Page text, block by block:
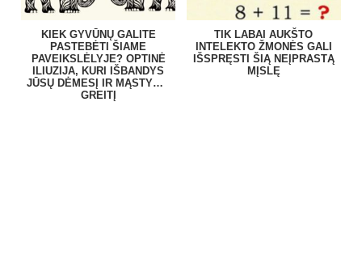
KIEK GYVŪNŲ GALITE
PASTEBĖTI ŠIAME
PAVEIKSLĖLYJE? OPTINĖ
ILIUZIJA, KURI IŠBANDYS
JŪSŲ DĖMESĮ IR MĄSTYMO
GREITĮ
TIK LABAI AUKŠTO
INTELEKTO ŽMONĖS GALI
IŠSPRĘSTI ŠIĄ NEĮPRASTĄ
MĮSLĘ